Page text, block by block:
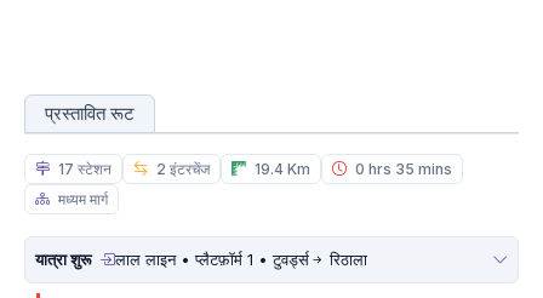
प्रस्तावित रूट
17 स्टेशन 2 इंटरचेंज 19.4 Km
0 hrs 35 mins
मध्यम मार्ग
यात्रा शुरू लाल लाइन • प्लैटफ़ॉर्म 1 • टुवर्ड्स रिठाला